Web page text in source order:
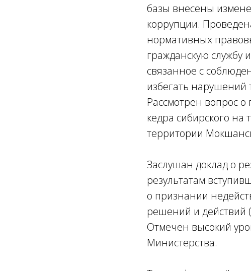
базы внесены
коррупции.
нормативных
гражданскую службу
связанное с
избегать нарушений
Рассмотрен вопрос
кедра сибирского на
территории
Заслушан доклад о
результатам
о признании
решений и действий
Отмечен высокий
Министерства.